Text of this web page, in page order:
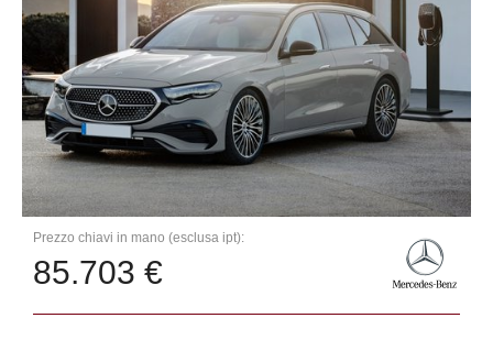
Prezzo chiavi in mano (esclusa ipt):
85.703 €